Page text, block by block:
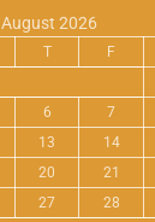
August 2026
T F
6 7
13 14
20 21
27 28